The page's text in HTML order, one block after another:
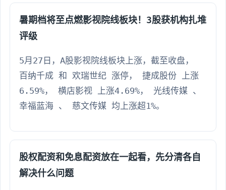
暑期档将至点燃影视院线板块！3股获机构扎堆
评级
5月27日，A股影视院线板块上涨，截至收盘，
百纳千成 和 欢瑞世纪 涨停， 捷成股份 上涨
6.59%， 横店影视 上涨4.69%， 光线传媒 、
幸福蓝海 、 慈文传媒 均上涨超1%。
股权配资和免息配资放在一起看，先分清各自
解决什么问题